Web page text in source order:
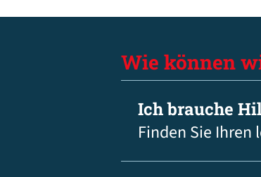
Wie können
Ich brauche
Finden Sie